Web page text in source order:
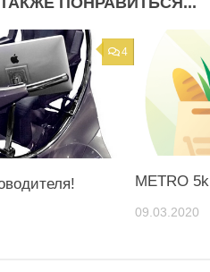
4
METRO 5k
09.03.2020